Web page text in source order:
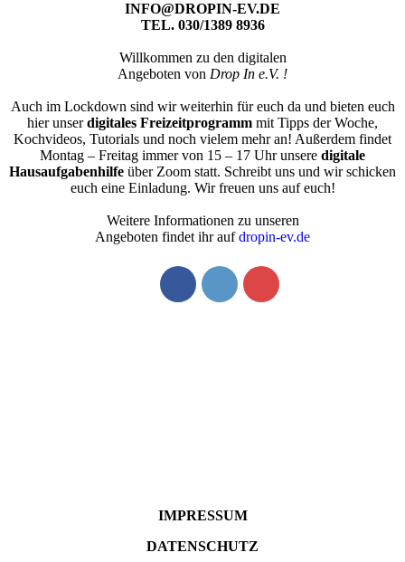
INFO@DROPIN-EV.DE
TEL. 030/1389 8936
Willkommen zu den digitalen
Angeboten von Drop In e.V. !
Auch im Lockdown sind wir weiterhin für euch da und bieten euch
hier unserdigitales Freizeitprogramm mit Tipps der Woche,
Kochvideos, Tutorials und noch vielem mehr an! Außerdem findet
Montag – Freitag immer von 15 – 17 Uhr unsere digitale
Hausaufgabenhilfe über Zoom statt. Schreibt uns und wir schicken
euch eine Einladung. Wir freuen uns auf euch!
Weitere Informationen zu unseren
Angeboten findet ihr aufdropin-ev.de
IMPRESSUM
DATENSCHUTZ